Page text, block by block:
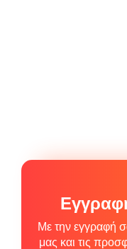
Με την εγγραφή
μας και τις